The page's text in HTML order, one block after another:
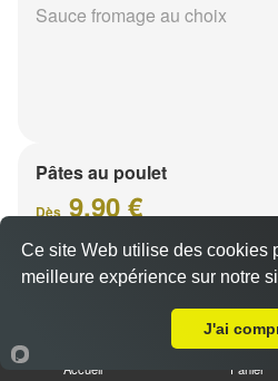
Sauce fromage au choix
Pâtes au poulet
Dès 9.90 €
Accueil Panier
Ce site Web utilise des cookies
meilleure expérience sur notre
J'ai